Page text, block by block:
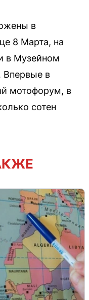
в
8 Марта, на
в Музейном
Впервые в
мотофорум, в
сотен